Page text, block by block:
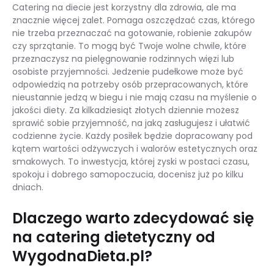
Catering na diecie jest korzystny dla zdrowia, ale ma
znacznie więcej zalet. Pomaga oszczędzać czas, którego
nie trzeba przeznaczać na gotowanie, robienie zakupów
czy sprzątanie. To mogą być Twoje wolne chwile, które
przeznaczysz na pielęgnowanie rodzinnych więzi lub
osobiste przyjemności. Jedzenie pudełkowe może być
odpowiedzią na potrzeby osób przepracowanych, które
nieustannie jedzą w biegu i nie mają czasu na myślenie o
jakości diety. Za kilkadziesiąt złotych dziennie możesz
sprawić sobie przyjemność, na jaką zasługujesz i ułatwić
codzienne życie. Każdy posiłek będzie dopracowany pod
kątem wartości odżywczych i walorów estetycznych oraz
smakowych. To inwestycja, której zyski w postaci czasu,
spokoju i dobrego samopoczucia, docenisz już po kilku
dniach.
Dlaczego warto zdecydować się
na catering dietetyczny od
WygodnaDieta.pl?